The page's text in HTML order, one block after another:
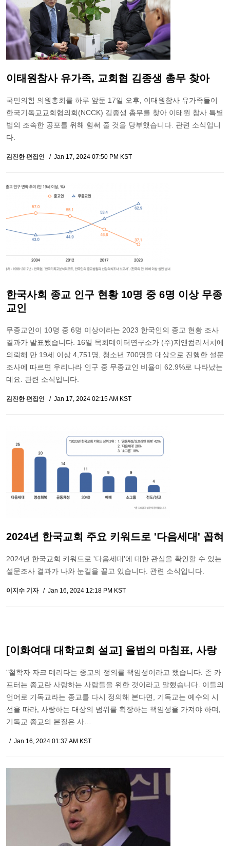
이태원참사 유가족, 교회협 김종생 총무 찾아
국민의힘 의원총회를 하루 앞둔 17일 오후, 이태원참사 유가족들이
한국기독교교회협의회(NCCK) 김종생 총무를 찾아 이태원 참사 특별
법의 조속한 공포를 위해 힘써 줄 것을 당부했습니다. 관련 소식입니
다.
김진한 편집인 Jan 17, 2024 07:50 PM KST
한국사회 종교 인구 현황 10명 중 6명 이상 무종
교인
무종교인이 10명 중 6명 이상이라는 2023 한국인의 종교 현황 조사
결과가 발표됐습니다. 16일 목회데이터연구소가 (주)지앤컴리서치에
의뢰해 만 19세 이상 4,751명, 청소년 700명을 대상으로 진행한 설문
조사에 따르면 우리나라 인구 중 무종교인 비율이 62.9%로 나타났는
데요. 관련 소식입니다.
김진한 편집인 Jan 17, 2024 02:15 AM KST
2024년 한국교회 주요 키워드로 '다음세대' 꼽혀
2024년 한국교회 키워드로 '다음세대'에 대한 관심을 확인할 수 있는
설문조사 결과가 나와 눈길을 끌고 있습니다. 관련 소식입니다.
이지수 기자 Jan 16, 2024 12:18 PM KST
[이화여대 대학교회 설교] 율법의 마침표, 사랑
"철학자 자크 데리다는 종교의 정의를 책임성이라고 했습니다. 존 카
프터는 종교란 사랑하는 사람들을 위한 것이라고 말했습니다. 이들의
언어로 기독교라는 종교를 다시 정의해 본다면, 기독교는 예수의 시
선을 따라, 사랑하는 대상의 범위를 확장하는 책임성을 가져야 하며,
기독교 종교의 본질은 사…
Jan 16, 2024 01:37 AM KST